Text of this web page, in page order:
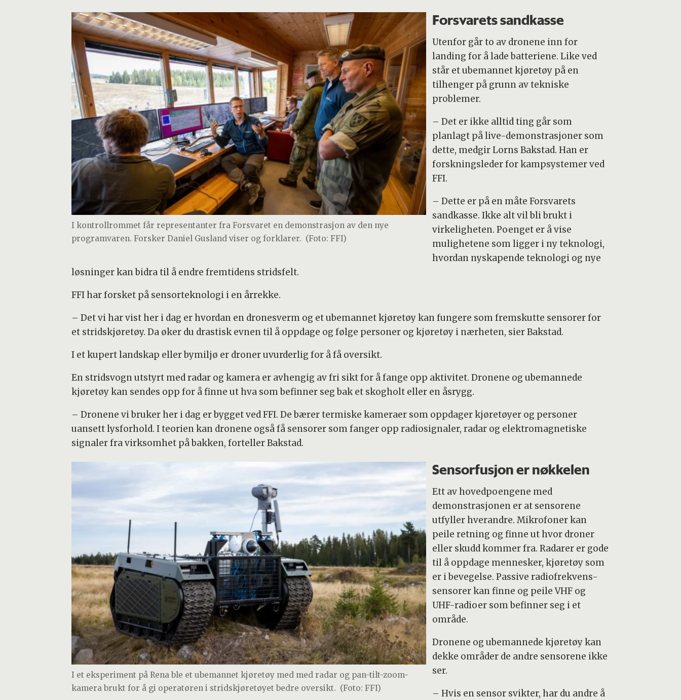
I kontrollrommet får representanter fra Forsvaret en demonstrasjon av den nye
programvaren. Forsker Daniel Gusland viser og forklarer. (Foto: FFI)
Forsvarets sandkasse
Utenfor går to av dronene inn for
landing for å lade batteriene. Like ved
står et ubemannet kjøretøy på en
tilhenger på grunn av tekniske
problemer.
– Det er ikke alltid ting går som
planlagt på live-demonstrasjoner som
dette, medgir Lorns Bakstad. Han er
forskningsleder for kampsystemer ved
FFI.
– Dette er på en måte Forsvarets
sandkasse. Ikke alt vil bli brukt i
virkeligheten. Poenget er å vise
mulighetene som ligger i ny teknologi,
hvordan nyskapende teknologi og nye
løsninger kan bidra til å endre fremtidens stridsfelt.
FFI har forsket på sensorteknologi i en årrekke.
– Det vi har vist her i dag er hvordan en dronesverm og et ubemannet kjøretøy kan fungere som fremskutte sensorer for
et stridskjøretøy. Da øker du drastisk evnen til å oppdage og følge personer og kjøretøy i nærheten, sier Bakstad.
I et kupert landskap eller bymiljø er droner uvurderlig for å få oversikt.
En stridsvogn utstyrt med radar og kamera er avhengig av fri sikt for å fange opp aktivitet. Dronene og ubemannede
kjøretøy kan sendes opp for å finne ut hva som befinner seg bak et skogholt eller en åsrygg.
– Dronene vi bruker her i dag er bygget ved FFI. De bærer termiske kameraer som oppdager kjøretøyer og personer
uansett lysforhold. I teorien kan dronene også få sensorer som fanger opp radiosignaler, radar og elektromagnetiske
signaler fra virksomhet på bakken, forteller Bakstad.
I et eksperiment på Rena ble et ubemannet kjøretøy med med radar og pan-tilt-zoom-
kamera brukt for å gi operatøren i stridskjøretøyet bedre oversikt. (Foto: FFI)
Sensorfusjon er nøkkelen
Ett av hovedpoengene med
demonstrasjonen er at sensorene
utfyller hverandre. Mikrofoner kan
peile retning og finne ut hvor droner
eller skudd kommer fra. Radarer er gode
til å oppdage mennesker, kjøretøy som
er i bevegelse. Passive radiofrekvens-
sensorer kan finne og peile VHF og
UHF-radioer som befinner seg i et
område.
Dronene og ubemannede kjøretøy kan
dekke områder de andre sensorene ikke
ser.
– Hvis en sensor svikter, har du andre å